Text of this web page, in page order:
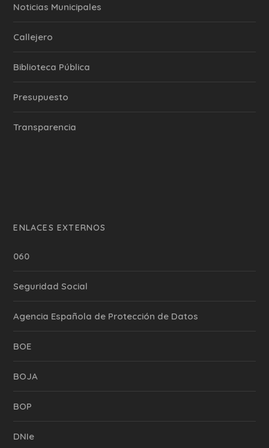
‎Noticias Municipales
Callejero
Biblioteca Pública
Presupuesto
Transparencia
ENLACES EXTERNOS
060
Seguridad Social
Agencia Española de Protección de Datos
BOE
BOJA
BOP
DNIe